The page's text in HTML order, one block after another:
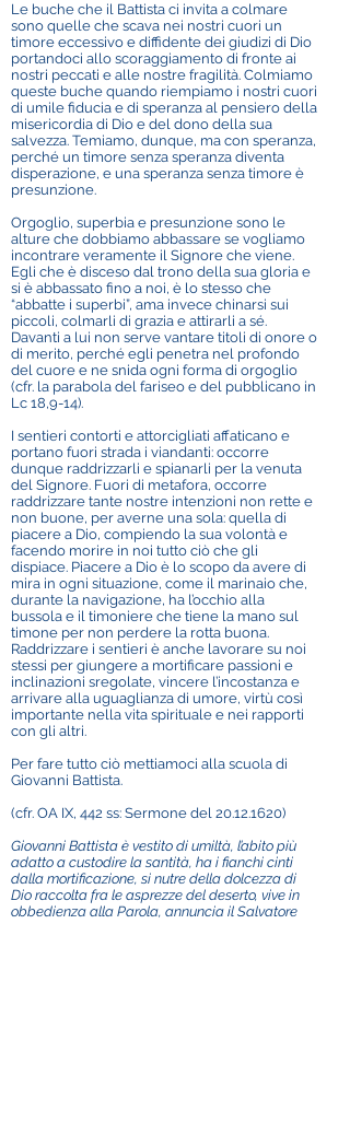
Le buche che il Battista ci invita a colmare
sono quelle che scava nei nostri cuori un
timore eccessivo e diffidente dei giudizi di Dio
portandoci allo scoraggiamento di fronte ai
nostri peccati e alle nostre fragilità. Colmiamo
queste buche quando riempiamo i nostri cuori
di umile fiducia e di speranza al pensiero della
misericordia di Dio e del dono della sua
salvezza. Temiamo, dunque, ma con speranza,
perché un timore senza speranza diventa
disperazione, e una speranza senza timore è
presunzione.
Orgoglio, superbia e presunzione sono le
alture che dobbiamo abbassare se vogliamo
incontrare veramente il Signore che viene.
Egli che è disceso dal trono della sua gloria e
si è abbassato fino a noi, è lo stesso che
“abbatte i superbi”, ama invece chinarsi sui
piccoli, colmarli di grazia e attirarli a sé.
Davanti a lui non serve vantare titoli di onore o
di merito, perché egli penetra nel profondo
del cuore e ne snida ogni forma di orgoglio
(cfr. la parabola del fariseo e del pubblicano in
Lc 18,9-14).
I sentieri contorti e attorcigliati affaticano e
portano fuori strada i viandanti: occorre
dunque raddrizzarli e spianarli per la venuta
del Signore. Fuori di metafora, occorre
raddrizzare tante nostre intenzioni non rette e
non buone, per averne una sola: quella di
piacere a Dio, compiendo la sua volontà e
facendo morire in noi tutto ciò che gli
dispiace. Piacere a Dio è lo scopo da avere di
mira in ogni situazione, come il marinaio che,
durante la navigazione, ha l’occhio alla
bussola e il timoniere che tiene la mano sul
timone per non perdere la rotta buona.
Raddrizzare i sentieri è anche lavorare su noi
stessi per giungere a mortificare passioni e
inclinazioni sregolate, vincere l’incostanza e
arrivare alla uguaglianza di umore, virtù così
importante nella vita spirituale e nei rapporti
con gli altri.
Per fare tutto ciò mettiamoci alla scuola di
Giovanni Battista.
(cfr. OA IX, 442 ss: Sermone del 20.12.1620)
Giovanni Battista è vestito di umiltà, l’abito più
adatto a custodire la santità, ha i fianchi cinti
dalla mortificazione, si nutre della dolcezza di
Dio raccolta fra le asprezze del deserto, vive in
obbedienza alla Parola, annuncia il Salvatore